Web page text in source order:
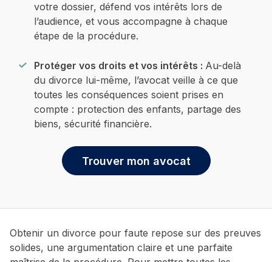
votre dossier, défend vos intérêts lors de
l’audience, et vous accompagne à chaque
étape de la procédure.
Protéger vos droits et vos intérêts : Au-delà
du divorce lui-même, l’avocat veille à ce que
toutes les conséquences soient prises en
compte : protection des enfants, partage des
biens, sécurité financière.
Trouver mon avocat
Obtenir un divorce pour faute repose sur des preuves
solides, une argumentation claire et une parfaite